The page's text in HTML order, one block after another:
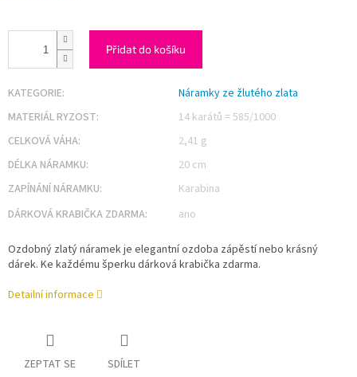
Přidat do košíku
KATEGORIE:
Náramky ze žlutého zlata
MATERIÁL RYZOST:
14 karátů = 585/1000
CELKOVÁ VÁHA:
2,41 g
DÉLKA NÁRAMKU:
20 cm
ZAPÍNÁNÍ NÁRAMKU:
Karabina
DÁRKOVÁ KRABIČKA ZDARMA: ano
Ozdobný zlatý náramek je elegantní ozdoba zápěstí nebo krásný
dárek. Ke každému šperku dárková krabička zdarma.
Detailní informace
ZEPTAT SE SDÍLET